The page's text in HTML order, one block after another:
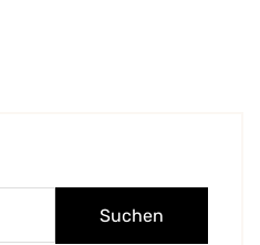
Suchen